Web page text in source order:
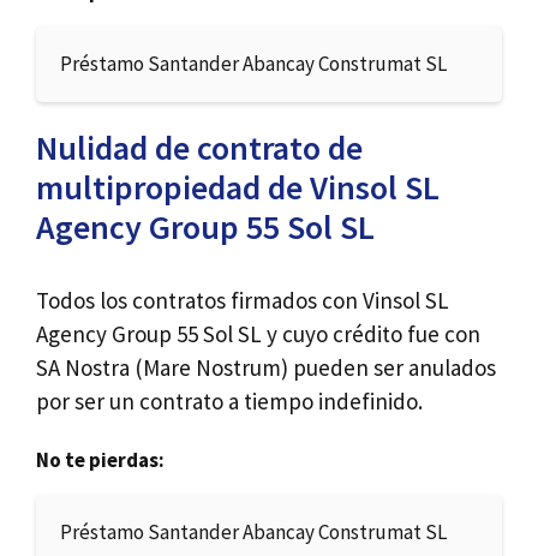
Préstamo Santander Abancay Construmat SL
Nulidad de contrato de
multipropiedad de Vinsol SL
Agency Group 55 Sol SL
Todos los contratos firmados con Vinsol SL
Agency Group 55 Sol SL y cuyo crédito fue con
SA Nostra (Mare Nostrum) pueden ser anulados
por ser un contrato a tiempo indefinido.
No te pierdas:
Préstamo Santander Abancay Construmat SL